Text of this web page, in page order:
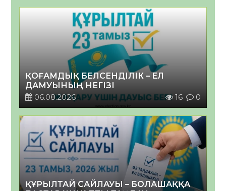
ҚОҒАМДЫҚ БЕЛСЕНДІЛІК – ЕЛ
ДАМУЫНЫҢ НЕГІЗІ
06.08.2026
16 0
ҚҰРЫЛТАЙ САЙЛАУЫ – БОЛАШАҚҚА